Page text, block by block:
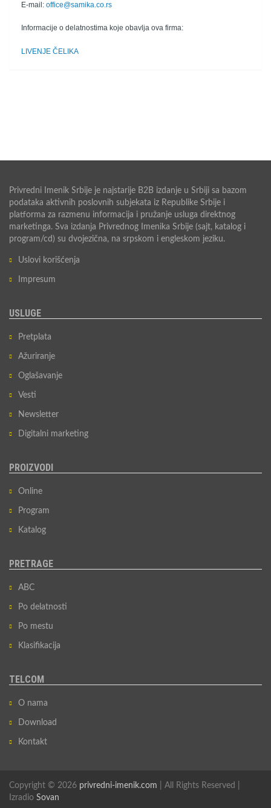
E-mail: office@samika.co.rs
Informacije o delatnostima koje obavlja ova firma:
LIVENJE ČELIKA
Privredni Imenik Srbije je najstarije B2B izdanje u Srbiji sa bazom
podataka aktivnih poslovnih subjekata iz Republike Srbije i
platforma za razmenu informacija i pružanje usluga direktnog
marketinga. Sva izdanja Privrednog Imenika Srbije (sajt, katalog i
program/cd) su dvojezična, na srpskom i engleskom jeziku.
Uslovi korišćenja
Impresum
USLUGE
Pretplata
Ažuriranje
Oglašavanje
Vesti
Newsletter
Digitalni marketing
PROIZVODI
Online
Program
Katalog
PRETRAGE
ABC
Po delatnosti
Po mestu
Klasifikacija
TELCOM
O nama
Download
Kontakt
Copyright © 2026 privredni-imenik.com | All Rights Reserved |
Izradio Sovan